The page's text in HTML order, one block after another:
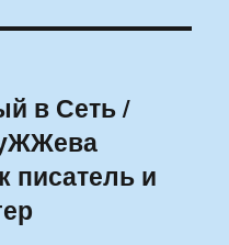
в Сеть /
писатель и